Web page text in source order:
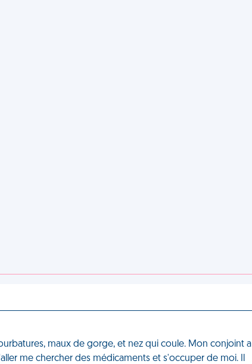
maux de gorge, et nez qui coule. Mon conjoint a
me chercher des médicaments et s'occuper de moi. Il